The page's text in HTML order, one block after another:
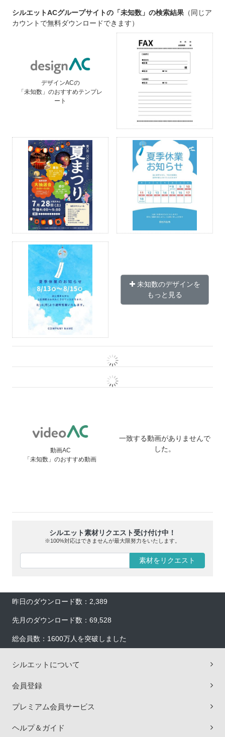
シルエットACグループサイトの「未知数」の検索結果 （同じア
カウントで無料ダウンロードできます）
デザインACの
「未知数」のおすすめテンプレ
ート
未知数のデザインを
もっと見る
動画AC
「未知数」のおすすめ動画
一致する動画がありませんで
した。
シルエット素材リクエスト受け付け中！
※100%対応はできませんが最大限努力をいたします。
素材をリクエスト
昨日のダウンロード数：2,389
先月のダウンロード数：69,528
総会員数：1600万人を突破しました
シルエットについて
会員登録
プレミアム会員サービス
ヘルプ＆ガイド